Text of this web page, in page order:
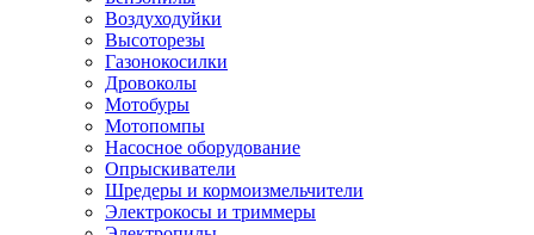
Воздуходуйки
Высоторезы
Газонокосилки
Дровоколы
Мотобуры
Мотопомпы
Насосное оборудование
Опрыскиватели
Шредеры и кормоизмельчители
Электрокосы и триммеры